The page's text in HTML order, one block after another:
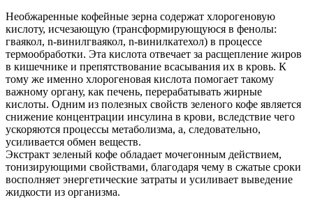
Необжаренные кофейные зерна содержат хлорогеновую
кислоту, исчезающую (трансформирующуюся в фенолы:
гваякол, n-винилгваякол, n-винилкатехол) в процессе
термообработки. Эта кислота отвечает за расщепление жиров
в кишечнике и препятствование всасывания их в кровь. К
тому же именно хлорогеновая кислота помогает такому
важному органу, как печень, перерабатывать жирные
кислоты. Одним из полезных свойств зеленого кофе является
снижение концентрации инсулина в крови, вследствие чего
ускоряются процессы метаболизма, а, следовательно,
усиливается обмен веществ.
Экстракт зеленый кофе обладает мочегонным действием,
тонизирующими свойствами, благодаря чему в сжатые сроки
восполняет энергетические затраты и усиливает выведение
жидкости из организма.